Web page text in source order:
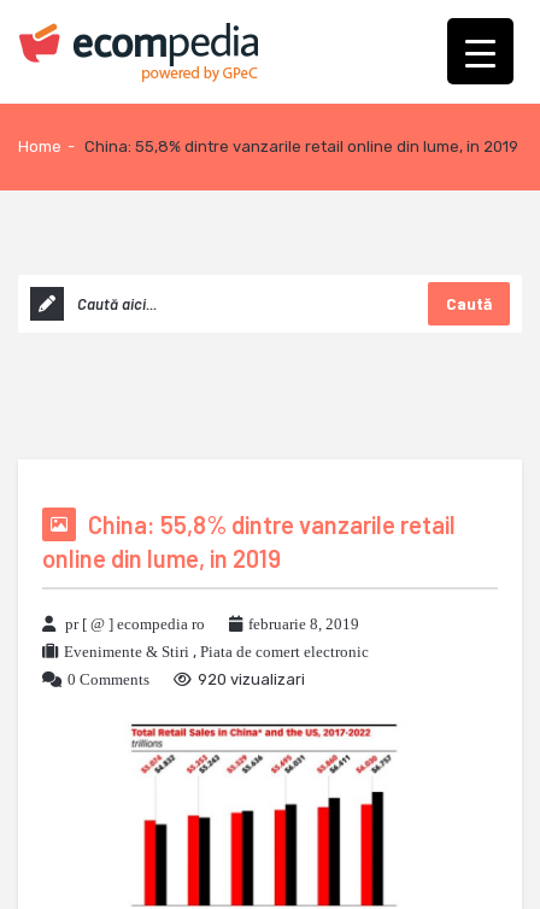
Home - China: 55,8% dintre vanzarile retail online din lume, in 2019
Caută
China: 55,8% dintre vanzarile retail
online din lume, in 2019
pr [ @ ] ecompedia ro
februarie 8, 2019
Evenimente & Stiri , Piata de comert electronic
0 Comments
920 vizualizari